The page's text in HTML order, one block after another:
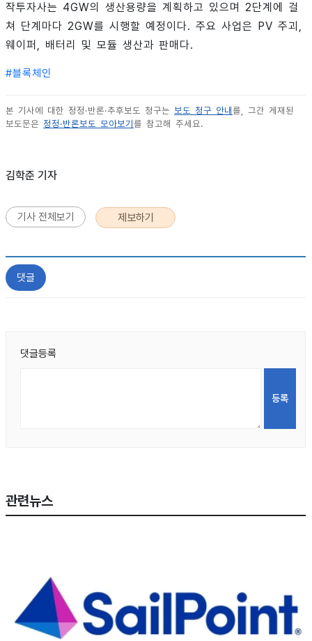
작투자사는 4GW의 생산용량을 계획하고 있으며 2단계에 걸
쳐 단계마다 2GW를 시행할 예정이다. 주요 사업은 PV 주괴,
웨이퍼, 배터리 및 모듈 생산과 판매다.
#블록체인
본 기사에 대한 정정·반론·추후보도 청구는 보도 청구 안내 를, 그간 게재된
보도문은 정정·반론보도 모아보기 를 참고해 주세요.
김학준 기자
기사 전체보기 제보하기
댓글
댓글등록
관련뉴스